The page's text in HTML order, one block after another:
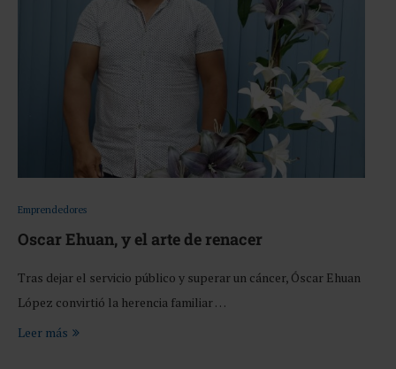
Emprendedores
Oscar Ehuan, y el arte de renacer
Tras dejar el servicio público y superar un cáncer, Óscar Ehuan
López convirtió la herencia familiar …
Leer más